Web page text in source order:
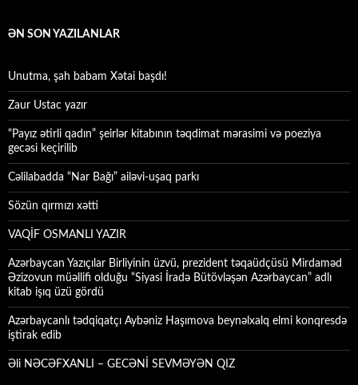
ƏN SON YAZILANLAR
Unutma, şah babam Xətai başdı!
Zaur Ustac yazır
“Payız ətirli qadın” şeirlər kitabının təqdimat mərasimi və poeziya
gecəsi keçirilib
Cəlilabadda “Nar Bağı” ailəvi-uşaq parkı
Sözün qırmızı xətti
VAQİF OSMANLI YAZIR
Azərbaycan Yazıçılar Birliyinin üzvü, prezident təqaüdçüsü Mirdaməd
Əzizovun müəllifi olduğu “Siyasi İradə Bütövləşən Azərbaycan” adlı
kitab işıq üzü gördü
Azərbaycanlı tədqiqatçı Aybəniz Haşımova beynəlxalq elmi konqresdə
iştirak edib
Əli NƏCƏFXANLI – GECƏNİ SEVMƏYƏN QIZ